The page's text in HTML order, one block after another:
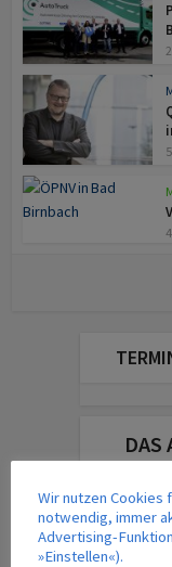
DAS
Wir nutzen Cookies
notwendig, immer
Advertising-
»Einstellen«).